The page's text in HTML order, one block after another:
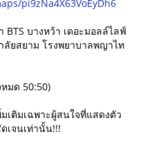
pi9zNa4X63VoEyDh6
บางหว้า เดอะมอลล์ไลฟ์
ยสยาม โรงพยาบาลพญาไท
มด 50:50)
เติมเฉพาะผู้สนใจที่แสดงตัว
เจนเท่านั้น!!!